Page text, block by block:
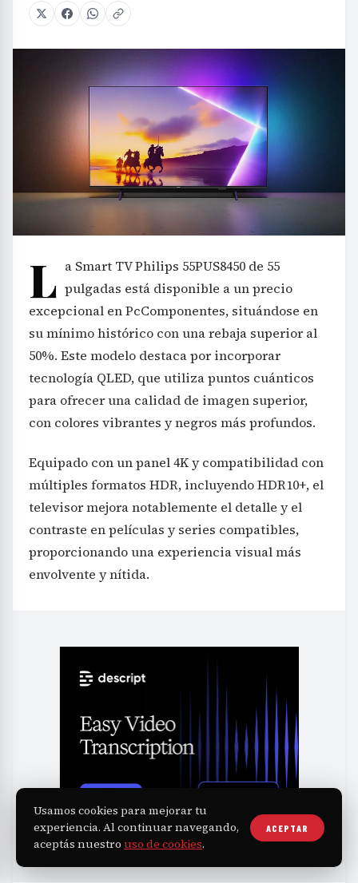
L a Smart TV Philips 55PUS8450 de 55
pulgadas está disponible a un precio
excepcional en PcComponentes, situándose en
su mínimo histórico con una rebaja superior al
50%. Este modelo destaca por incorporar
tecnología QLED, que utiliza puntos cuánticos
para ofrecer una calidad de imagen superior,
con colores vibrantes y negros más profundos.
Equipado con un panel 4K y compatibilidad con
múltiples formatos HDR, incluyendo HDR10+, el
televisor mejora notablemente el detalle y el
contraste en películas y series compatibles,
proporcionando una experiencia visual más
envolvente y nítida.
Usamos cookies para mejorar tu
experiencia. Al continuar navegando,
aceptás nuestro uso de cookies.
ACEPTAR